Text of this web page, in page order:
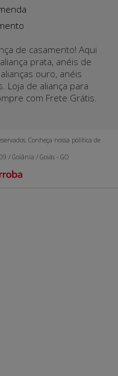
de casamento! Aqui
prata, anéis de
ouro, anéis
Loja de aliança para
com Frete Grátis.
Conheça nossa política de
/ Goiânia / Goiás - GO